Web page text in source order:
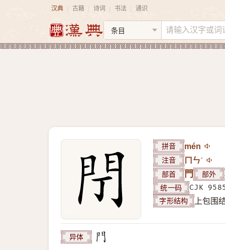
汉典 古籍 诗词 书法 通识
拼音 mén
注音 ㄇㄣˊ
部首 門 部外
统一码 CJK
字形结构 上包围
异体